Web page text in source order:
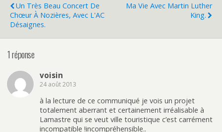
Un Très Beau Concert De
Chœur À Nozières, Avec L'AC
Désaignes.
Ma Vie Avec Martin Luther
King.
1 réponse
voisin
24 août 2013
à la lecture de ce communiqué je vois un projet
totalement aberrant et certainement irréalisable à
Lamastre qui se veut ville touristique c’est carrément
incompatible !incompréhensible..